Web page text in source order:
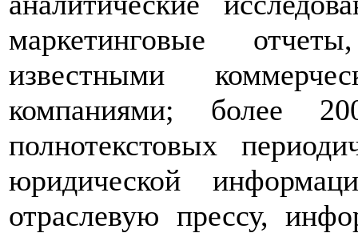
маркетинговые
известными
компаниями; более
полнотекстовых
юридической
отраслевую прессу,